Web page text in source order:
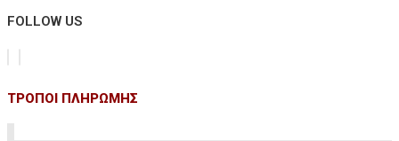
FOLLOW US
ΤΡΟΠΟΙ ΠΛΗΡΩΜΗΣ